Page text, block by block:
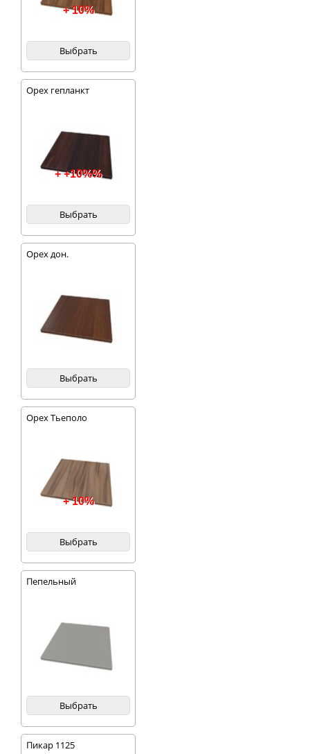
+ 10%
Выбрать
Орех гепланкт
+ +10%%
Выбрать
Орех дон.
Выбрать
Орех Тьеполо
+ 10%
Выбрать
Пепельный
Выбрать
Пикар 1125